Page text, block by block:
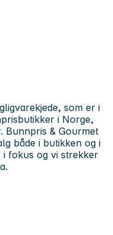
som er i
i Norge,
Bunnpris & Gourmet
både i butikken og i
i fokus og vi strekker